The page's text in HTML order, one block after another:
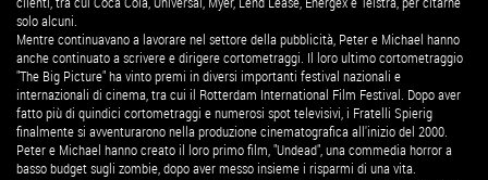
solo alcuni.
Mentre continuavano a lavorare nel settore della pubblicità, Peter e Michael hanno
anche continuato a scrivere e dirigere cortometraggi. Il loro ultimo cortometraggio
"The Big Picture" ha vinto premi in diversi importanti festival nazionali e
internazionali di cinema, tra cui il Rotterdam International Film Festival. Dopo aver
fatto più di quindici cortometraggi e numerosi spot televisivi, i Fratelli Spierig
finalmente si avventurarono nella produzione cinematografica all'inizio del 2000.
Peter e Michael hanno creato il loro primo film, "Undead", una commedia horror a
basso budget sugli zombie, dopo aver messo insieme i risparmi di una vita.